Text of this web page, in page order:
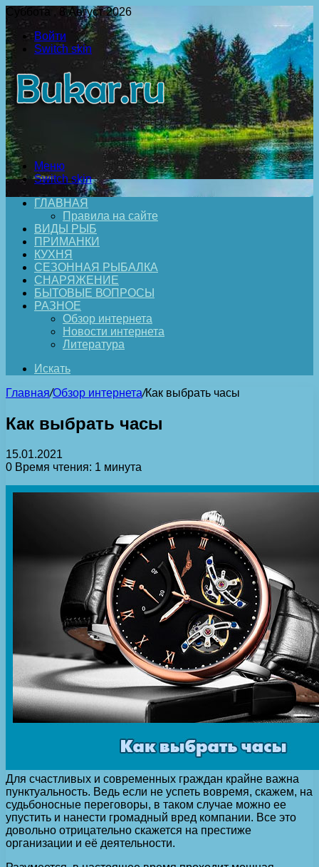
Суббота , 8 Август 2026
Войти
Switch skin
Меню
Switch skin
ГЛАВНАЯ
Правила на сайте
ВИДЫ РЫБ
ПРИМАНКИ
КУХНЯ
СЕЗОННАЯ РЫБАЛКА
СНАРЯЖЕНИЕ
БЫТОВЫЕ ВОПРОСЫ
РАЗНОЕ
Обзор интернета
Новости интернета
Литература
Искать
Главная/Обзор интернета/Как выбрать часы
Как выбрать часы
15.01.2021
0 Время чтения: 1 минута
Для счастливых и современных граждан крайне важна
пунктуальность. Ведь если не успеть вовремя, скажем, на
судьбоносные переговоры, в таком случае можно ее
упустить и нанести громадный вред компании. Все это
довольно отрицательно скажется на престиже
организации и её деятельности.